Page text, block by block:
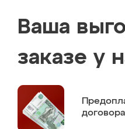
Ваша
заказе у
договора